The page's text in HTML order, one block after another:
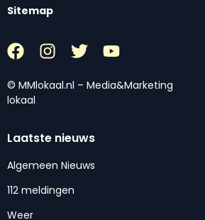
Sitemap
© MMlokaal.nl – Media&Marketing
lokaal
Laatste nieuws
Algemeen Nieuws
112 meldingen
Weer